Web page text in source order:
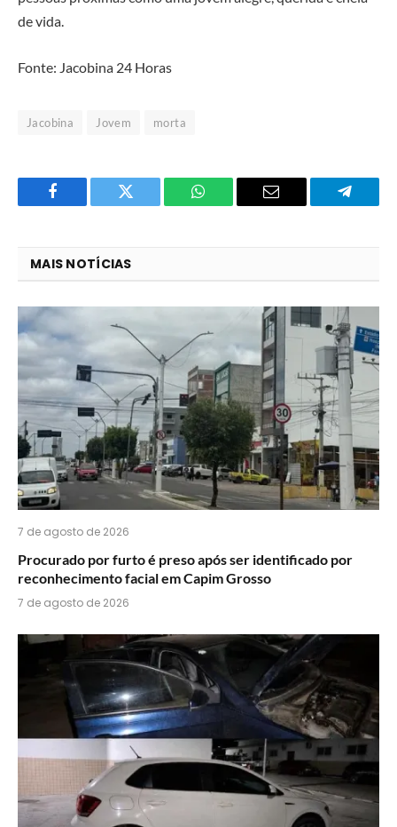
de vida.
Fonte: Jacobina 24 Horas
Jacobina Jovem morta
Facebook Twitter
O
WhatsApp?
E-
MAIS NOTÍCIAS
7 de agosto de 2026
Procurado por furto é preso após ser identificado por
reconhecimento facial em Capim Grosso
7 de agosto de 2026